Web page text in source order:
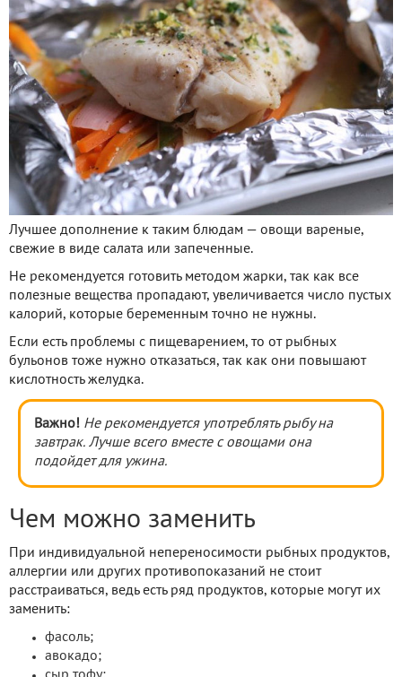
Лучшее дополнение к таким блюдам — овощи вареные,
свежие в виде салата или запеченные.
Не рекомендуется готовить методом жарки, так как все
полезные вещества пропадают, увеличивается число пустых
калорий, которые беременным точно не нужны.
Если есть проблемы с пищеварением, то от рыбных
бульонов тоже нужно отказаться, так как они повышают
кислотность желудка.
Важно! Не рекомендуется употреблять рыбу на
завтрак. Лучше всего вместе с овощами она
подойдет для ужина.
Чем можно заменить
При индивидуальной непереносимости рыбных продуктов,
аллергии или других противопоказаний не стоит
расстраиваться, ведь есть ряд продуктов, которые могут их
заменить:
фасоль;
авокадо;